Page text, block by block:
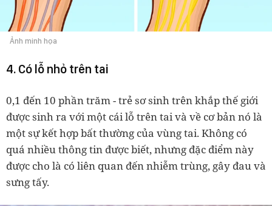
Ảnh minh họa
4. Có lỗ nhỏ trên tai
0,1 đến 10 phần trăm - trẻ sơ sinh trên khắp thế giới
được sinh ra với một cái lỗ trên tai và về cơ bản nó là
một sự kết hợp bất thường của vùng tai. Không có
quá nhiều thông tin được biết, nhưng đặc điểm này
được cho là có liên quan đến nhiễm trùng, gây đau và
sưng tấy.